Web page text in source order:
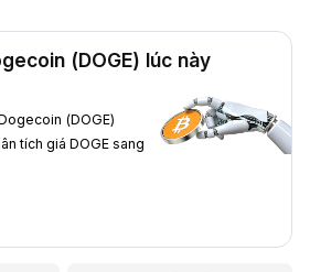
(DOGE) lúc này
(DOGE)
tích giá DOGE sang